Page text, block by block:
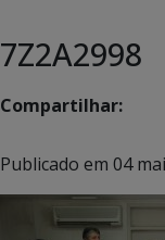
7Z2A2998
Compartilhar:
Publicado em 04